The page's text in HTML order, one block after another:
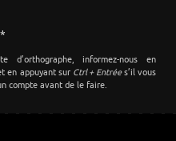
informez-nous en
en appuyant sur Ctrl + Entrées’il vous
compte avant de le faire.